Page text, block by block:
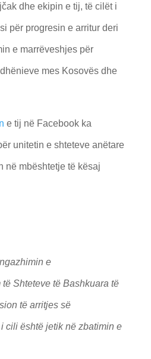
dhe ekipin e tij, të cilët i
për progresin e arritur deri
e marrëveshjes për
mes Kosovës dhe
e tij në Facebook ka
unitetin e shteteve anëtare
në mbështetje të kësaj
e
Shteteve të Bashkuara të
të arritjes së
cili është jetik në zbatimin e